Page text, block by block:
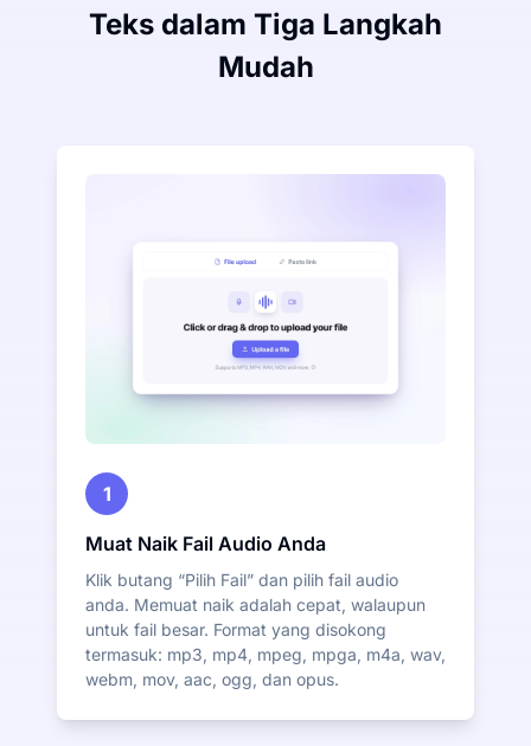
Teks dalam Tiga Langkah
Mudah
1
Muat Naik Fail Audio Anda
Klik butang “Pilih Fail” dan pilih fail audio
anda. Memuat naik adalah cepat, walaupun
untuk fail besar. Format yang disokong
termasuk: mp3, mp4, mpeg, mpga, m4a, wav,
webm, mov, aac, ogg, dan opus.